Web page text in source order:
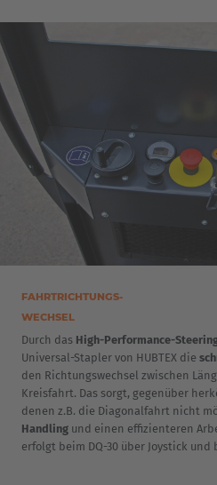
FAHRTRICHTUNGS-
WECHSEL
Durch das High-Performance-
Universal-Stapler von HUBTEX die
den Richtungswechsel zwischen
Kreisfahrt. Das sorgt, gegenüber
denen z.B. die Diagonalfahrt nicht
Handling und einen effizienteren
erfolgt beim DQ-30 über Joystick und